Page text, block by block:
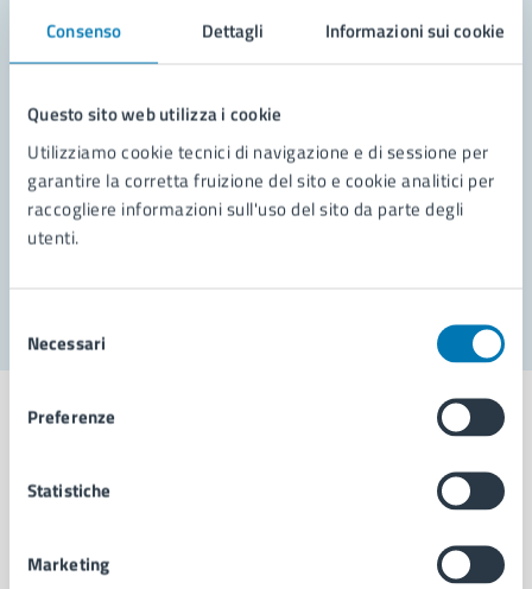
Consenso Dettagli Informazioni sui cookie
Questo sito web utilizza i cookie
Utilizziamo cookie tecnici di navigazione e di sessione per
garantire la corretta fruizione del sito e cookie analitici per
raccogliere informazioni sull'uso del sito da parte degli
utenti.
delNecessari
Preferenze
Statistiche
Marketing
Leggi le domande frequenti
Richiedi assistenza
Prenota appuntamento
Problemi in città
Comune di Napoli
AMMINISTRAZIONE